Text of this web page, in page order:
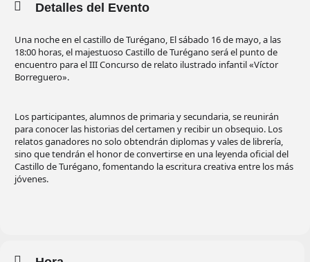
Detalles del Evento
Una noche en el castillo de Turégano, El sábado 16 de mayo, a las
18:00 horas, el majestuoso Castillo de Turégano será el punto de
encuentro para el III Concurso de relato ilustrado infantil «Víctor
Borreguero».
Los participantes, alumnos de primaria y secundaria, se reunirán
para conocer las historias del certamen y recibir un obsequio. Los
relatos ganadores no solo obtendrán diplomas y vales de librería,
sino que tendrán el honor de convertirse en una leyenda oficial del
Castillo de Turégano, fomentando la escritura creativa entre los más
jóvenes.